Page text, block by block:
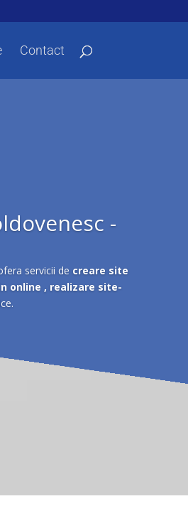
Contact
-
servicii de creare site
online , realizare site-